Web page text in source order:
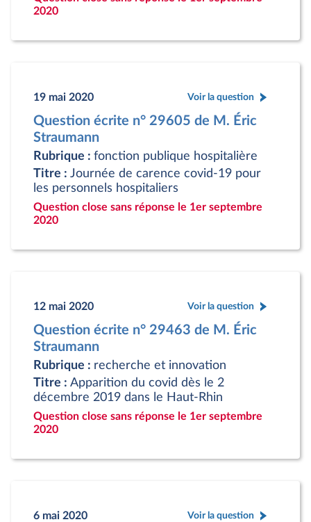
2020
19 mai 2020 Voir la question
Question écrite n° 29605 de M. Éric
Straumann
Rubrique : fonction publique hospitalière
Titre : Journée de carence covid-19 pour
les personnels hospitaliers
Question close sans réponse le 1er septembre
2020
12 mai 2020 Voir la question
Question écrite n° 29463 de M. Éric
Straumann
Rubrique : recherche et innovation
Titre : Apparition du covid dès le 2
décembre 2019 dans le Haut-Rhin
Question close sans réponse le 1er septembre
2020
6 mai 2020 Voir la question